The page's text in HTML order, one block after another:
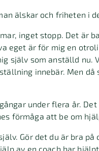
älskar och friheten i
inget stopp. Det är
eget är för mig en
själv som anställd nu.
innebär. Men då
under flera år.
förmåga att be om
Gör det du är bra på
av en coach har